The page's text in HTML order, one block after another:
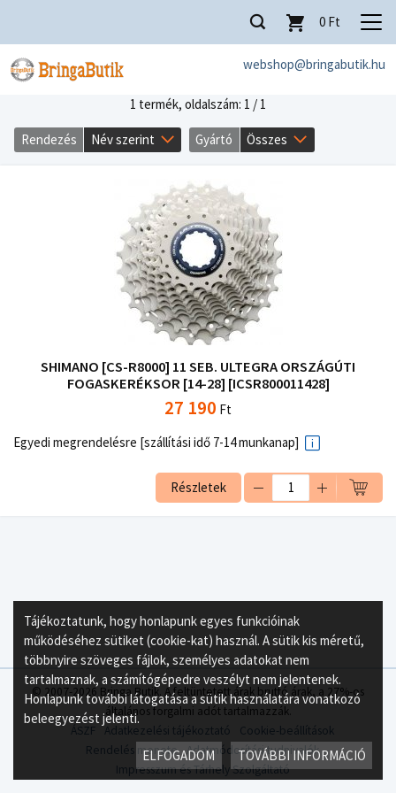
webshop@bringabutik.hu
0 Ft
1 termék, oldalszám: 1 / 1
Rendezés Név szerint Gyártó Összes
SHIMANO [CS-R8000] 11 SEB. ULTEGRA ORSZÁGÚTI
FOGASKERÉKSOR [14-28] [ICSR800011428]
27 190 Ft
Egyedi megrendelésre [szállítási idő 7-14 munkanap]
Részletek
© 2007-2026 Bringa Butik. A feltüntetett árak bruttó árak, a 27%-os
általános forgalmi adót tartalmazzák.
ÁSZF
Adatkezelési tájékoztató
Cookie-beállítások
Rendelés menete
Adatmódosítási tudnivalók
Impresszum és Tárhely Szolgáltató
Tájékoztatunk, hogy honlapunk egyes funkcióinak
működéséhez sütiket (cookie-kat) használ. A sütik kis méretű,
többnyire szöveges fájlok, személyes adatokat nem
tartalmaznak, a számítógépedre veszélyt nem jelentenek.
Honlapunk további látogatása a sütik használatára vonatkozó
beleegyezést jelenti.
ELFOGADOM TOVÁBBI INFORMÁCIÓ